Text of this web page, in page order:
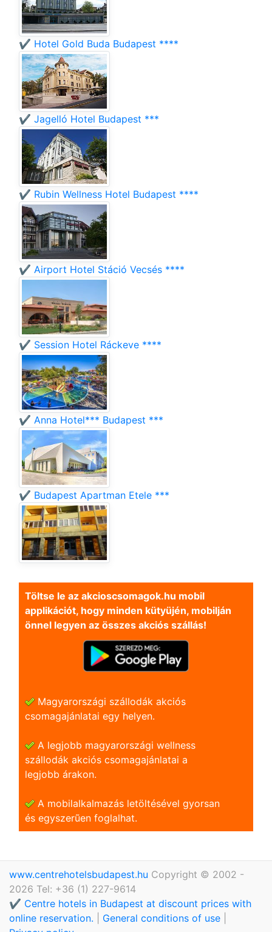
✔️ Hotel Gold Buda Budapest ****
✔️ Jagelló Hotel Budapest ***
✔️ Rubin Wellness Hotel Budapest ****
✔️ Airport Hotel Stáció Vecsés ****
✔️ Session Hotel Ráckeve ****
✔️ Anna Hotel*** Budapest ***
✔️ Budapest Apartman Etele ***
Töltse le az akcioscsomagok.hu mobil
applikációt, hogy minden kütyüjén, mobilján
önnel legyen az összes akciós szállás!
Magyarországi szállodák akciós
csomagajánlatai egy helyen.
A legjobb magyarországi wellness
szállodák akciós csomagajánlatai a
legjobb árakon.
A mobilalkalmazás letöltésével gyorsan
és egyszerũen foglalhat.
www.centrehotelsbudapest.hu Copyright © 2002 -
2026 Tel: +36 (1) 227-9614
✔️ Centre hotels in Budapest at discount prices with
online reservation.
General conditions of use